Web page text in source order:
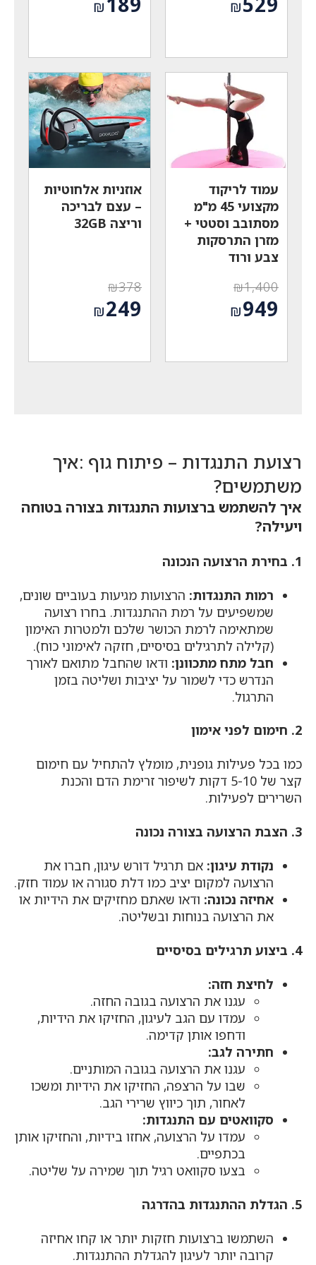
המקורי₪
הוא:
₪529.
המקורי ₪
הוא:
₪189.
עמוד לריקוד
מקצועי 45 מ"מ
מסתובב וסטטי +
מזרן התרסקות
צבע ורוד
₪1,400
המחיר
המקורי ₪949
הוא:
אוזניות אלחוטיות
– עצם לבריכה
וריצה 32GB
₪378
המחיר
המקורי₪249
הוא:
רצועת התנגדות – פיתוח גוף :איך
משתמשים?
איך להשתמש ברצועות התנגדות בצורה בטוחה
ויעילה?
1. בחירת הרצועה הנכונה
רמות התנגדות: הרצועות מגיעות בעוביים שונים,
שמשפיעים על רמת ההתנגדות. בחרו רצועה
שמתאימה לרמת הכושר שלכם ולמטרות האימון
(קלילה לתרגילים בסיסיים, חזקה לאימוני כוח).
חבל מתח מתכוונן: ודאו שהחבל מתואם לאורך
הנדרש כדי לשמור על יציבות ושליטה בזמן
התרגול.
2. חימום לפני אימון
כמו בכל פעילות גופנית, מומלץ להתחיל עם חימום
קצר של 5-10 דקות לשיפור זרימת הדם והכנת
השרירים לפעילות.
3. הצבת הרצועה בצורה נכונה
נקודת עיגון: אם תרגיל דורש עיגון, חברו את
הרצועה למקום יציב כמו דלת סגורה או עמוד חזק.
אחיזה נכונה: ודאו שאתם מחזיקים את הידיות או
את הרצועה בנוחות ובשליטה.
4. ביצוע תרגילים בסיסיים
לחיצת חזה:
עגנו את הרצועה בגובה החזה.
עמדו עם הגב לעיגון, החזיקו את הידיות,
ודחפו אותן קדימה.
חתירה לגב:
עגנו את הרצועה בגובה המותניים.
שבו על הרצפה, החזיקו את הידיות ומשכו
לאחור, תוך כיווץ שרירי הגב.
סקוואטים עם התנגדות:
עמדו על הרצועה, אחזו בידיות, והחזיקו אותן
בכתפיים.
בצעו סקוואט רגיל תוך שמירה על שליטה.
5. הגדלת ההתנגדות בהדרגה
השתמשו ברצועות חזקות יותר או קחו אחיזה
קרובה יותר לעיגון להגדלת ההתנגדות.